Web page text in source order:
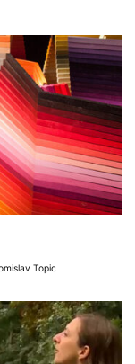
Topic